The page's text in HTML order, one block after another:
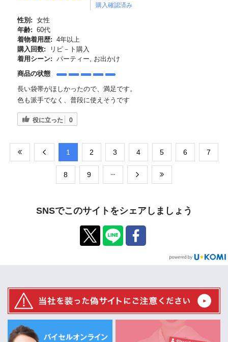
購入確認済み
性別: 女性
年齢: 60代
着物着用歴: 4年以上
購入回数:
リピ－ト購入
着用シーン: パーティー, お出かけ
商品の状態
長い袋帯がほしかったので、満足です。
色も派手でなく、普段に使えそうです
役に立った 0
​1 ​2 ​3 ​4 ​5 ​6 ​7
​8 ​9
SNSでこのサイトをシェアしましょう